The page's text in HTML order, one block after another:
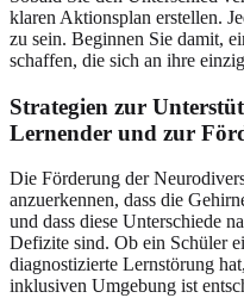
klaren Aktionsplan erstellen.
zu sein. Beginnen Sie damit,
schaffen, die sich an ihre
Strategien zur
Lernender und zur
Die Förderung der
anzuerkennen, dass die
und dass diese Unterschiede
Defizite sind. Ob ein Schüler
diagnostizierte Lernstörung
inklusiven Umgebung ist